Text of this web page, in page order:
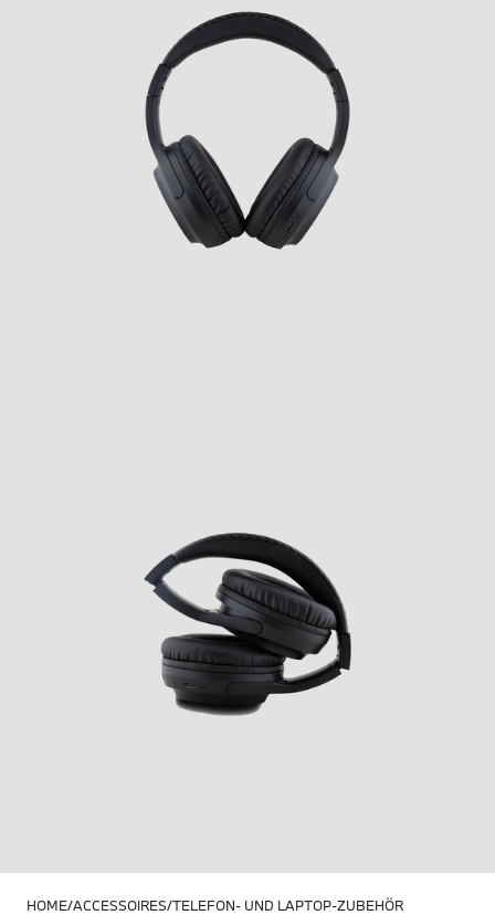
HOME ACCESSOIRES TELEFON- UND LAPTOP-ZUBEHÖR